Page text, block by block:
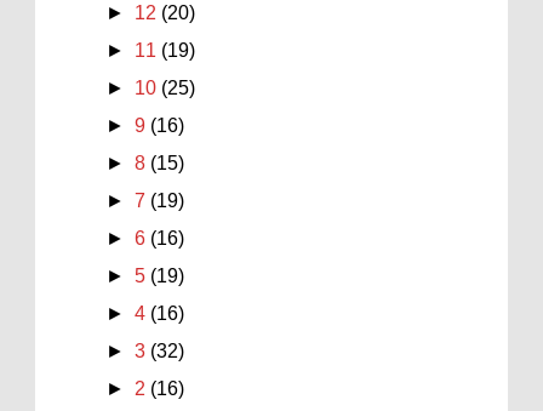
► 12 (20)
► 11 (19)
► 10 (25)
►9 (16)
►8 (15)
►7 (19)
►6 (16)
►5 (19)
►4 (16)
►3 (32)
► 2 (16)